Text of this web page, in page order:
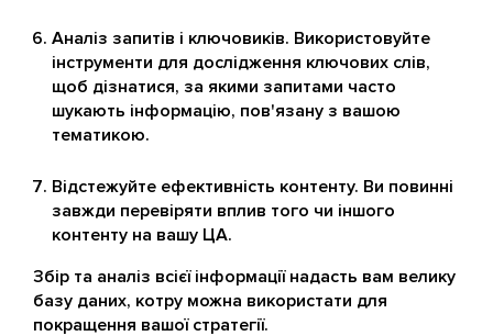
Аналіз запитів і ключовиків. Використовуйте
інструменти для дослідження ключових слів,
щоб дізнатися, за якими запитами часто
шукають інформацію, пов'язану з вашою
тематикою.
Відстежуйте ефективність контенту. Ви повинні
завжди перевіряти вплив того чи іншого
контенту на вашу ЦА.
Збір та аналіз всієї інформації надасть вам велику
базу даних, котру можна використати для
покращення вашої стратегії.